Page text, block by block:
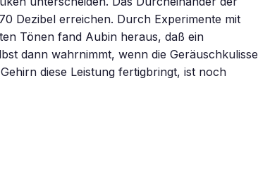
Dezibel erreichen. Durch Experimente mit
Tönen fand Aubin heraus, daß ein
dann wahrnimmt, wenn die Geräuschkulisse
diese Leistung fertigbringt, ist noch